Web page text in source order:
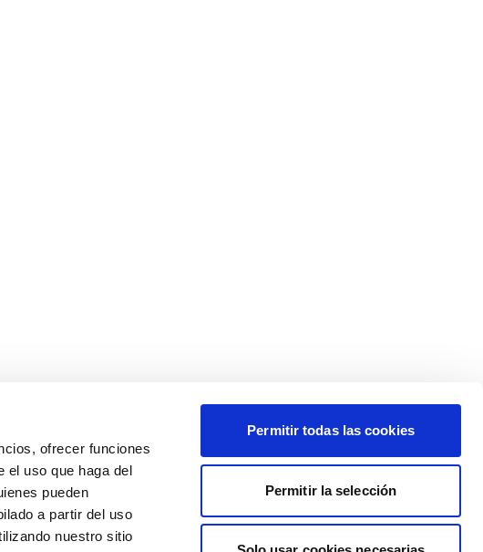
ofrecer funciones
el uso que haga del
pueden
a partir del uso
nuestro sitio
Permitir todas las cookies
Permitir la selección